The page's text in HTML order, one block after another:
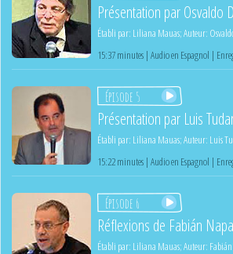
Présentation par Osvaldo
Établi par: Liliana Mauas;Auteur:
15:37 minutes | Audio en Espagnol |
Épisode 5
Présentation par Luis
Établi par: Liliana Mauas;Auteur: Luis
15:22 minutes | Audio en Espagnol |
Épisode 6
Réflexions de Fabián
Établi par: Liliana Mauas;Auteur: